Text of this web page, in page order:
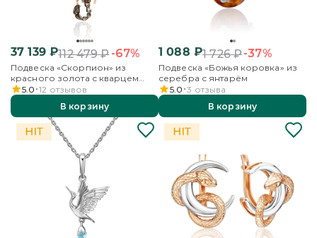
37 139₽112 479₽-67%
Подвеска «Скорпион» из
красного золота с кварцем
дымчатым
5.0 12 отзывов
В корзину
1 088 ₽1 726₽-37%
Подвеска «Божья коровка» из
серебра с янтарём
5.0 3 отзыва
В корзину